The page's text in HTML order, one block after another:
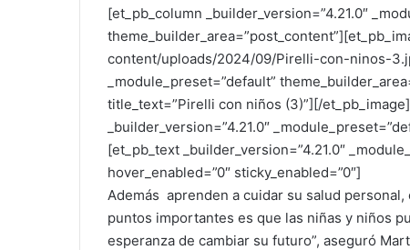
[et_pb_column _builder_version=”4.21.0″
content/uploads/2024/09/Pirelli-con-ninos-
_module_preset=”default”
title_text=”Pirelli con niños (3)”][/
_builder_version=”4.21.0″
[et_pb_text _builder_version=”4.21.0″
hover_enabled=”0″ sticky_enabled=”0″]
Además aprenden a cuidar su salud
puntos importantes es que las niñas y niños
esperanza de cambiar su futuro”, aseguró